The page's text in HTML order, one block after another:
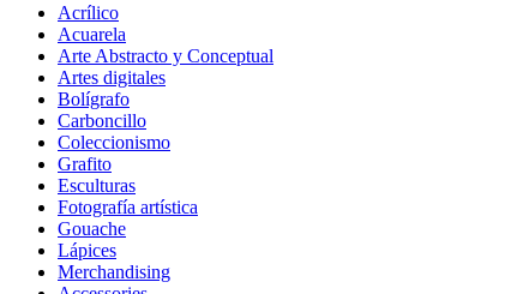
Acrílico
Acuarela
Arte Abstracto y Conceptual
Artes digitales
Bolígrafo
Carboncillo
Coleccionismo
Grafito
Esculturas
Fotografía artística
Gouache
Lápices
Merchandising